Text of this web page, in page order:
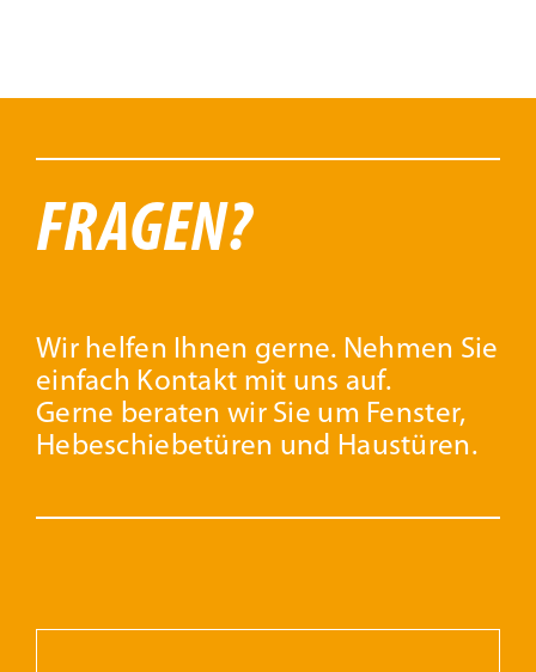
FRAGEN?
Wir helfen Ihnen gerne. Nehmen Sie
einfach Kontakt mit uns auf.
Gerne beraten wir Sie um Fenster,
Hebeschiebetüren und Haustüren.